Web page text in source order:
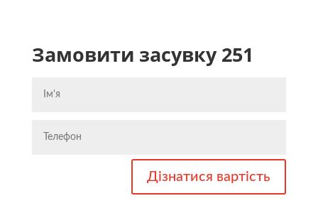
Замовити засувку 251
Дізнатися вартість